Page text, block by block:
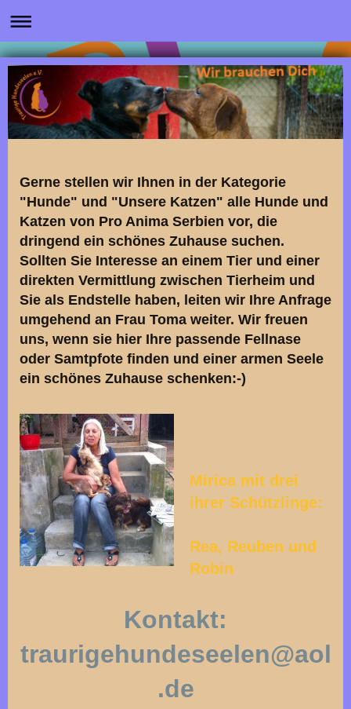
Gerne stellen wir Ihnen in der Kategorie
"Hunde" und "Unsere Katzen" alle Hunde und
Katzen von Pro Anima Serbien vor, die
dringend ein schönes Zuhause suchen.
Sollten Sie Interesse an einem Tier und einer
direkten Vermittlung zwischen Tierheim und
Sie als Endstelle haben, leiten wir Ihre Anfrage
umgehend an Frau Toma weiter. Wir freuen
uns, wenn sie hier Ihre passende Fellnase
oder Samtpfote finden und einer armen Seele
ein schönes Zuhause schenken:-)
Mirica mit drei
ihrer Schützlinge:
Rea, Reuben und
Robin
Kontakt:
traurigehundeseelen@aol
.de